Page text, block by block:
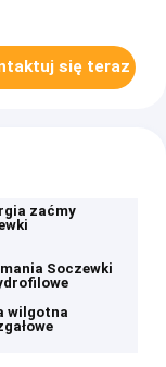
12,75
się teraz
zaćmy
Soczewki
wilgotna